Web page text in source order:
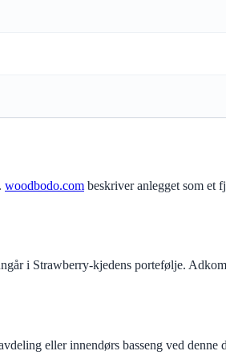
woodbodo.com beskriver anlegget som et
i Strawberry-kjedens portefølje.
eller innendørs basseng ved denne